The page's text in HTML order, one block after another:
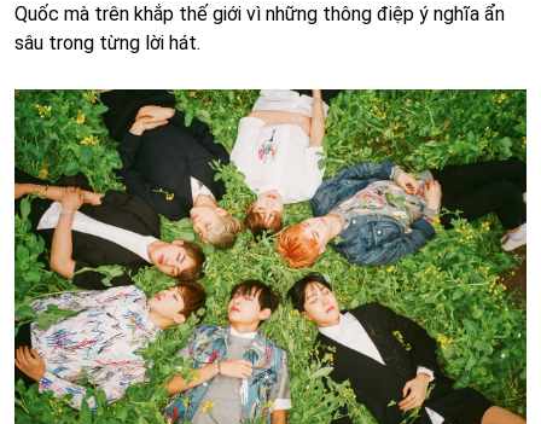
Quốc mà trên khắp thế giới vì những thông điệp ý nghĩa ẩn
sâu trong từng lời hát.